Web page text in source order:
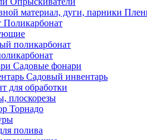
Поликарбонат
поликарбонат
Садовые фонари
Садовый инвентарь
для обработки
плоскорезы
Торнадо
полива